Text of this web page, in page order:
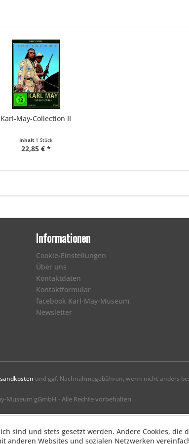
Karl-May-Collection II
Inhalt 1 Stück
22,85 € *
Informationen
Cookie-Einstellungen
Über uns
Kontaktdaten
Kontaktformular
facebook Karl-May-Museum
Newsletter
und ggf. Nachnahmegebühren, wenn nicht anders
Museum gGmbH - Alle Rechte vorbehalten
sind und stets gesetzt werden. Andere Cookies, die
Websites und sozialen Netzwerken